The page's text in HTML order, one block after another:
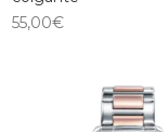
55,00€